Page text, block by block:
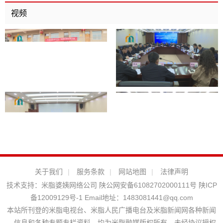
视频
关于我们 | 服务条款 | 网站地图 |
法律声明
技术支持： 米脂婆姨网络公司 陕公网安备61082702000111号 陕ICP
备12009129号-1 Email地址： 1483081441@qq.com
本站所刊登的米脂电视台、米脂人民广播电台及米脂新闻网各种新闻